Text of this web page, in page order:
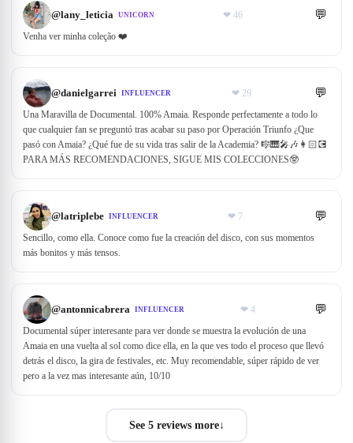
@lany_leticia UNICORN ❤ 46 💬
Venha ver minha coleção ❤️
@danielgarrei INFLUENCER ❤ 29 💬
Una Maravilla de Documental. 100% Amaia. Responde perfectamente a todo lo
que cualquier fan se preguntó tras acabar su paso por Operación Triunfo ¿Que
pasó con Amaia? ¿Qué fue de su vida tras salir de la Academia? 🎼🎹🎤🎶👩🏻‍💽
PARA MÁS RECOMENDACIONES, SIGUE MIS COLECCIONES🤓
@latriplebe INFLUENCER ❤ 7 💬
Sencillo, como ella. Conoce como fue la creación del disco, con sus momentos
más bonitos y más tensos.
@antonnicabrera INFLUENCER ❤ 4 💬
Documental súper interesante para ver donde se muestra la evolución de una
Amaia en una vuelta al sol como dice ella, en la que ves todo el proceso que llevó
detrás el disco, la gira de festivales, etc. Muy recomendable, súper rápido de ver
pero a la vez mas interesante aún, 10/10
See 5 reviews more↓